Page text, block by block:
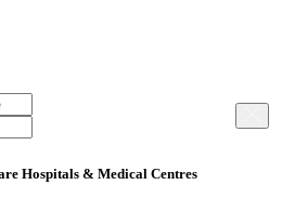
Hospitals & Medical Centres